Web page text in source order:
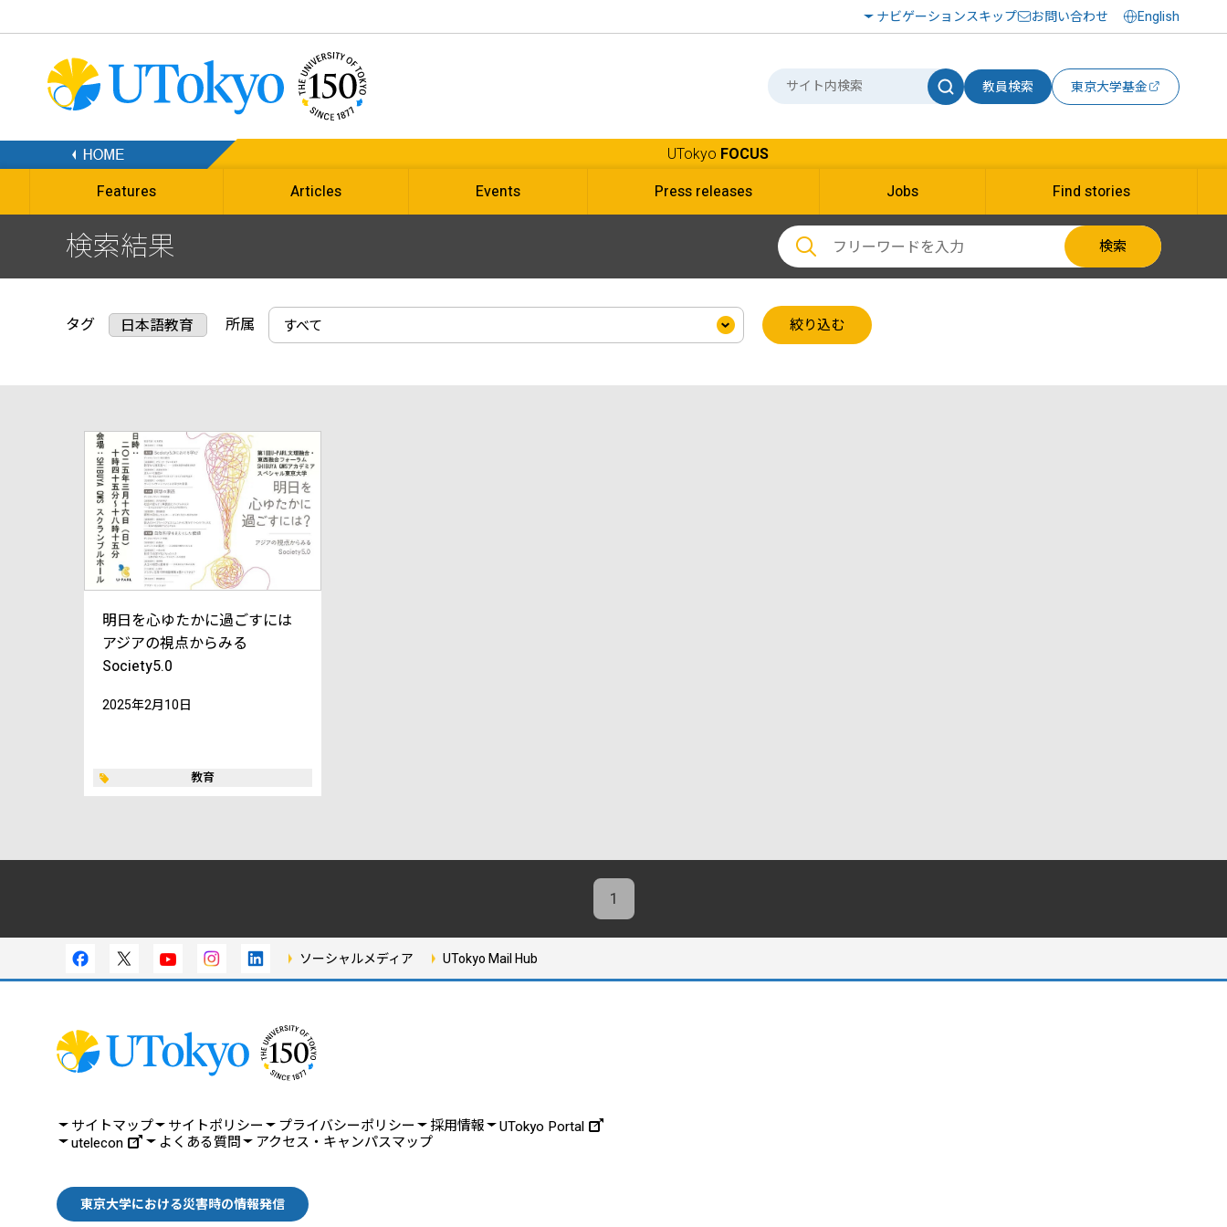
ナビゲーションスキップ お問い合わせ English
教員検索 東京大学基金
UTokyo FOCUS
Features Articles Events Press releases Jobs Find stories
検索結果 検索
タグ 日本語教育 所属 絞り込む
明日を心ゆたかに過ごすには
アジアの視点からみる
Society5.0
2025年2月10日
教育
1
ソーシャルメディア UTokyo Mail Hub
サイトマップ サイトポリシー プライバシーポリシー 採用情報
UTokyo Portal
utelecon
よくある質問 アクセス・キャンパスマップ
東京大学における災害時の情報発信